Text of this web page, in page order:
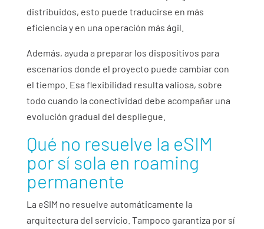
distribuidos, esto puede traducirse en más
eficiencia y en una operación más ágil.
Además, ayuda a preparar los dispositivos para
escenarios donde el proyecto puede cambiar con
el tiempo. Esa flexibilidad resulta valiosa, sobre
todo cuando la conectividad debe acompañar una
evolución gradual del despliegue.
Qué no resuelve la eSIM
por sí sola en roaming
permanente
La eSIM no resuelve automáticamente la
arquitectura del servicio. Tampoco garantiza por sí